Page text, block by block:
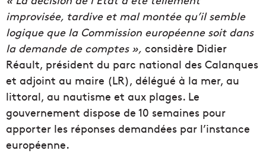
improvisée, tardive et mal montée qu’il semble
logique que la Commission européenne soit dans
la demande de comptes », considère Didier
Réault, président du parc national des Calanques
et adjoint au maire (LR), délégué à la mer, au
littoral, au nautisme et aux plages. Le
gouvernement dispose de 10 semaines pour
apporter les réponses demandées par l’instance
européenne.